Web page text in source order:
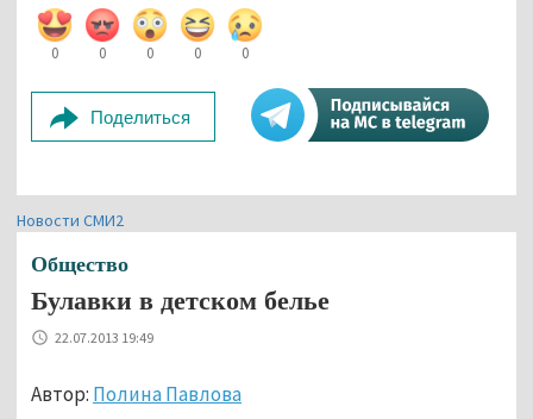
0 0 0 0 0
Поделиться
Новости СМИ2
Общество
Булавки в детском белье
22.07.2013 19:49
Автор: Полина Павлова